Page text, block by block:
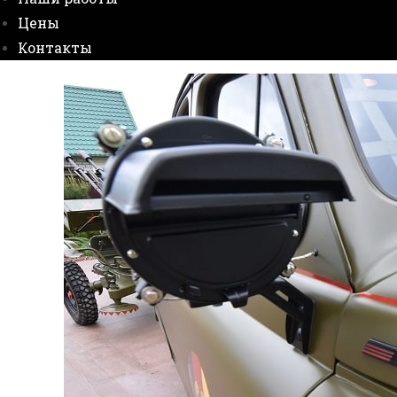
Цены
Контакты